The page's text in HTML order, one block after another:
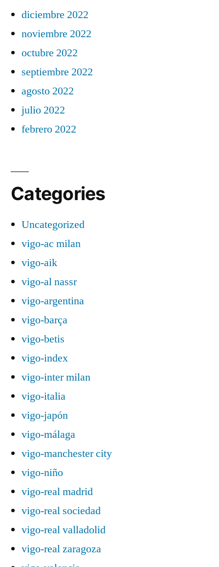
diciembre 2022
noviembre 2022
octubre 2022
septiembre 2022
agosto 2022
julio 2022
febrero 2022
Categories
Uncategorized
vigo-ac milan
vigo-aik
vigo-al nassr
vigo-argentina
vigo-barça
vigo-betis
vigo-index
vigo-inter milan
vigo-italia
vigo-japón
vigo-málaga
vigo-manchester city
vigo-niño
vigo-real madrid
vigo-real sociedad
vigo-real valladolid
vigo-real zaragoza